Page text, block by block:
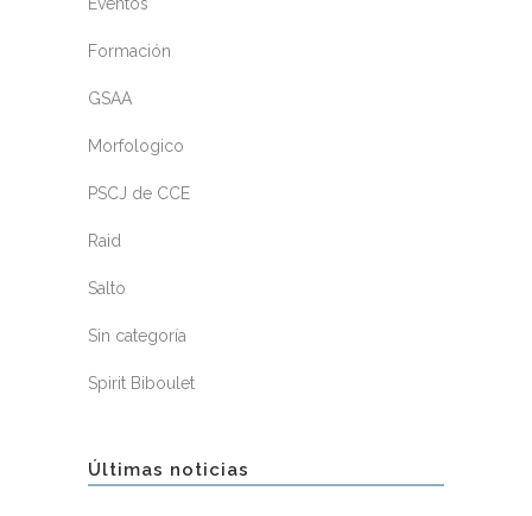
Eventos
Formación
GSAA
Morfologico
PSCJ de CCE
Raid
Salto
Sin categoría
Spirit Biboulet
Últimas noticias